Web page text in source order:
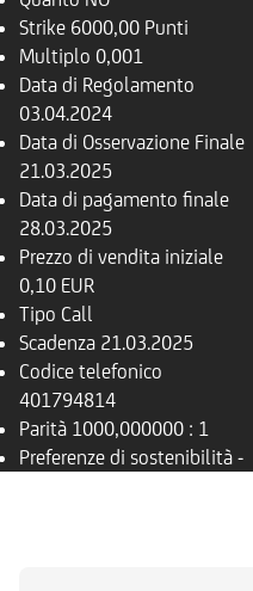
Strike 6000,00 Punti
Multiplo 0,001
Data di Regolamento
03.04.2024
Data di Osservazione Finale
21.03.2025
Data di pagamento finale
28.03.2025
Prezzo di vendita iniziale
0,10 EUR
Tipo Call
Scadenza 21.03.2025
Codice telefonico
401794814
Parità 1000,000000 : 1
Preferenze di sostenibilità -